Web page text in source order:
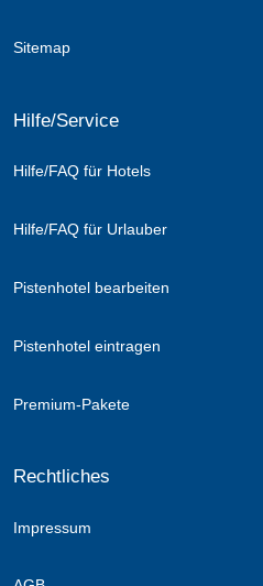
Sitemap
Hilfe/Service
Hilfe/FAQ für Hotels
Hilfe/FAQ für Urlauber
Pistenhotel bearbeiten
Pistenhotel eintragen
Premium-Pakete
Rechtliches
Impressum